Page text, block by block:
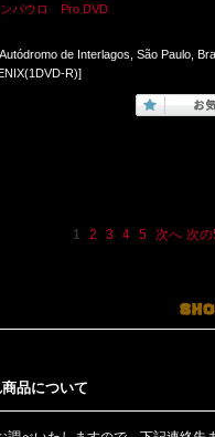
パウロ Pro DVD
de Interlagos, São Paulo,
R)]
1 2 3 4 5 次へ 次
品について